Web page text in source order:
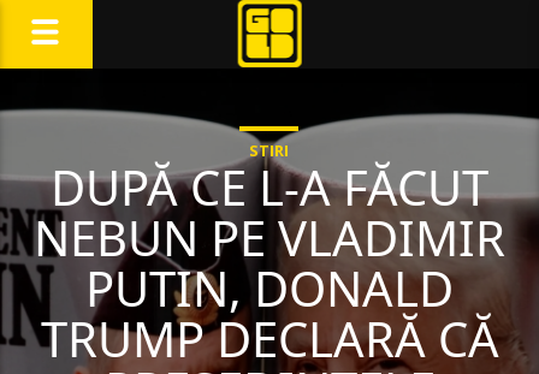
STIRI
DUPĂ CE L-A FĂCUT
NEBUN PE VLADIMIR
PUTIN, DONALD
TRUMP DECLARĂ CĂ